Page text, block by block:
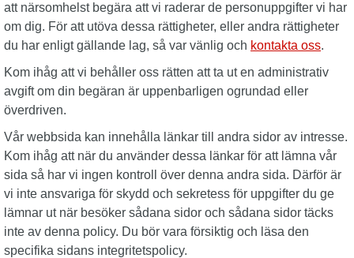
att närsomhelst begära att vi raderar de personuppgifter vi har
om dig. För att utöva dessa rättigheter, eller andra rättigheter
du har enligt gällande lag, så var vänlig och kontakta oss.
Kom ihåg att vi behåller oss rätten att ta ut en administrativ
avgift om din begäran är uppenbarligen ogrundad eller
överdriven.
Vår webbsida kan innehålla länkar till andra sidor av intresse.
Kom ihåg att när du använder dessa länkar för att lämna vår
sida så har vi ingen kontroll över denna andra sida. Därför är
vi inte ansvariga för skydd och sekretess för uppgifter du ge
lämnar ut när besöker sådana sidor och sådana sidor täcks
inte av denna policy. Du bör vara försiktig och läsa den
specifika sidans integritetspolicy.